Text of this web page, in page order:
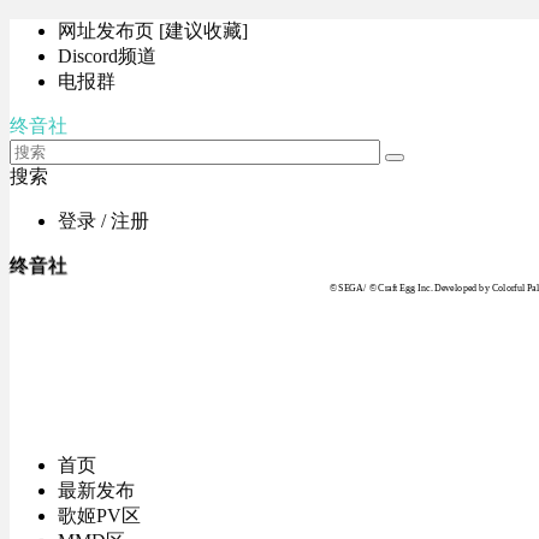
网址发布页 [建议收藏]
Discord频道
电报群
终音社
搜索
登录 / 注册
终音社
© SEGA / © Craft Egg Inc. Developed by Colorful
首页
最新发布
歌姬PV区